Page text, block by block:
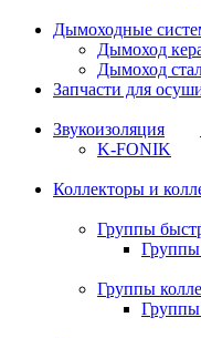
Дымоходные
Дымоход
Дымоход
Запчасти для
Звукоизоляция
K-FONIK
Коллекторы и
Группы
Группы
Группы